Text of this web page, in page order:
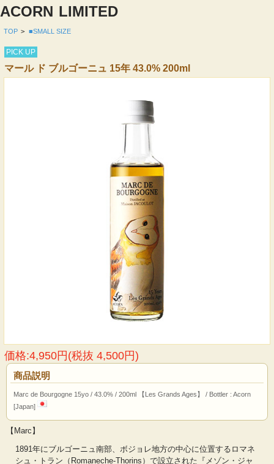
ACORN LIMITED
TOP > ■SMALL SIZE
PICK UP
マール ド ブルゴーニュ 15年 43.0% 200ml
価格:4,950円(税抜 4,500円)
商品説明
Marc de Bourgogne 15yo / 43.0% / 200ml 【Les Grands Ages】 / Bottler : Acorn
[Japan]
【Marc】
1891年にブルゴーニュ南部、ボジョレ地方の中心に位置するロマネ
シュ・トラン（Romaneche-Thorins）で設立された『メゾン・ジャ